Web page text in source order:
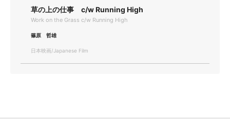
草の上の仕事 c/w Running High
Work on the Grass c/w Running High
篠原 哲雄
日本映画/Japanese Film